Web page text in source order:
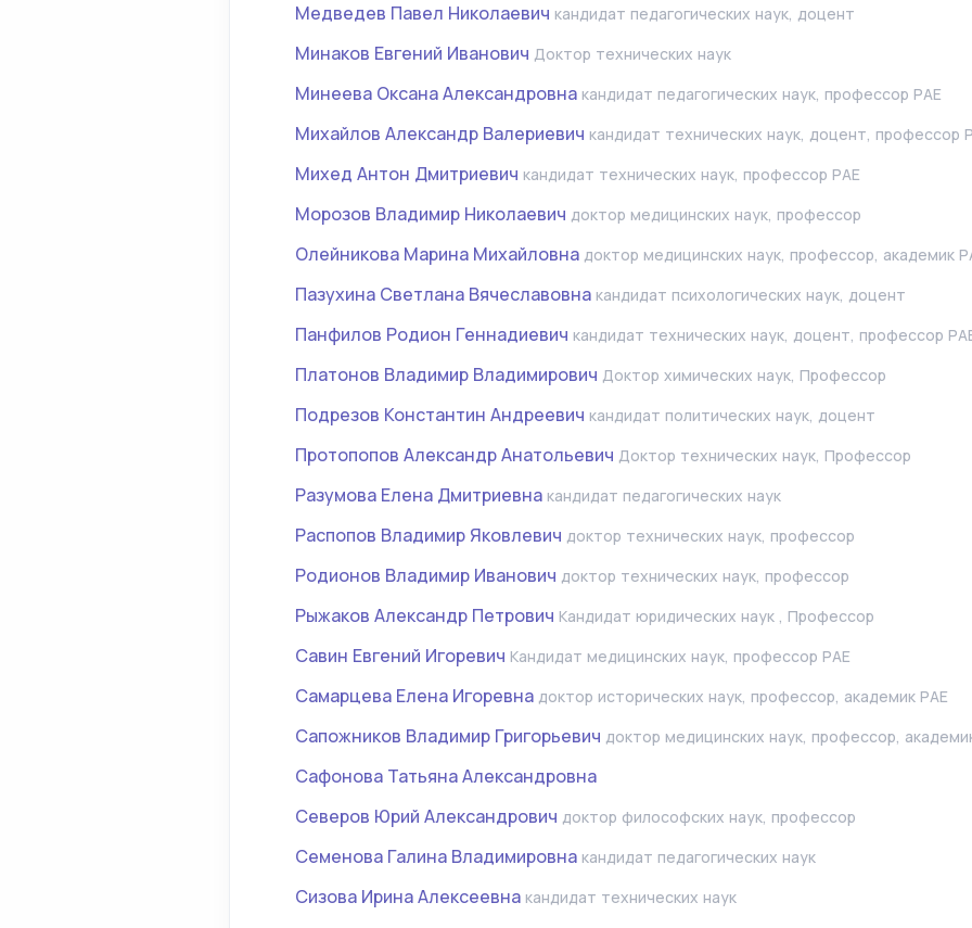
Медведев Павел Николаевич кандидат педагогических наук, доцент
Минаков Евгений Иванович Доктор технических наук
Минеева Оксана Александровна кандидат педагогических наук, профессор РАЕ
Михайлов Александр Валериевич кандидат технических наук, доцент, профессор
Михед Антон Дмитриевич кандидат технических наук, профессор РАЕ
Морозов Владимир Николаевич доктор медицинских наук, профессор
Олейникова Марина Михайловна доктор медицинских наук, профессор, академик
Пазухина Светлана Вячеславовна кандидат психологических наук, доцент
Панфилов Родион Геннадиевич кандидат технических наук, доцент, профессор
Платонов Владимир Владимирович Доктор химических наук, Профессор
Подрезов Константин Андреевич кандидат политических наук, доцент
Протопопов Александр Анатольевич Доктор технических наук, Профессор
Разумова Елена Дмитриевна кандидат педагогических наук
Распопов Владимир Яковлевич доктор технических наук, профессор
Родионов Владимир Иванович доктор технических наук, профессор
Рыжаков Александр Петрович Кандидат юридических наук , Профессор
Савин Евгений Игоревич Кандидат медицинских наук, профессор РАЕ
Самарцева Елена Игоревна доктор исторических наук, профессор, академик РАЕ
Сапожников Владимир Григорьевич доктор медицинских наук, профессор,
Сафонова Татьяна Александровна
Северов Юрий Александрович доктор философских наук, профессор
Семенова Галина Владимировна кандидат педагогических наук
Сизова Ирина Алексеевна кандидат технических наук